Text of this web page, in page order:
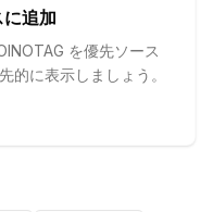
追加
を優先ソース
的に表示しましょう。